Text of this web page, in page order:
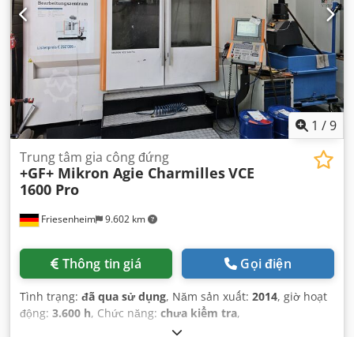
1 /9
Friesenheim 9.602 km
Trung tâm gia công đứng
+GF+ Mikron Agie CharmillesVCE
1600 Pro
Thông tin giá Gọi điện
Tình trạng: đã qua sử dụng, Năm sản xuất: 2014, giờ hoạt
động: 3.600 h, Chức năng: chưa kiểm tra,